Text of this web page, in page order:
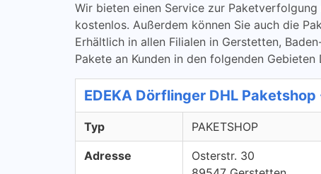
Wir bieten einen Service zur Paketverfolgung
kostenlos. Außerdem können Sie auch die
Erhältlich in allen Filialen in Gerstetten,
Pakete an Kunden in den folgenden Gebieten
EDEKA Dörflinger DHL Paketshop
Typ PAKETSHOP
Adresse
Osterstr. 30